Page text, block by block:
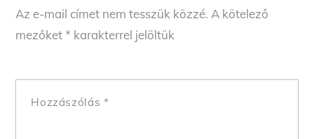
Az e-mail címet nem tesszük közzé. A kötelező
mezőket* karakterrel jelöltük
Hozzászólás *